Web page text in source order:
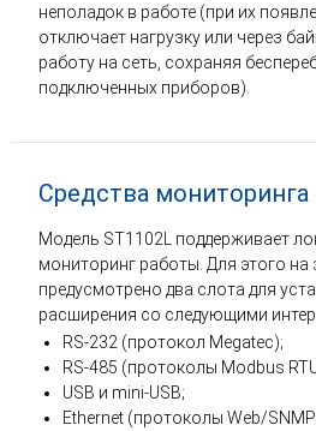
неполадок в работе (при их
отключает нагрузку или через
работу на сеть, сохраняя
подключенных приборов).
Средства мониторинга
Модель ST1102L поддерживает
мониторинг работы. Для этого на
предусмотрено два слота для
расширения со следующими
RS-232 (протокол Megatec);
RS-485 (протоколы Modbus
USB и mini-USB;
Ethernet (протоколы Web/